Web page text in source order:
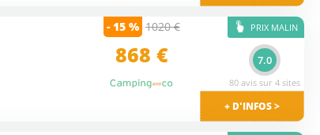
- 15 % 1020 €
868 €
PRIX MALIN
+ D'INFOS >
7.0
80 avis sur 4 sites